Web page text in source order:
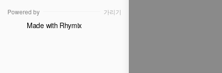
Powered by 가리기
Made with Rhymix